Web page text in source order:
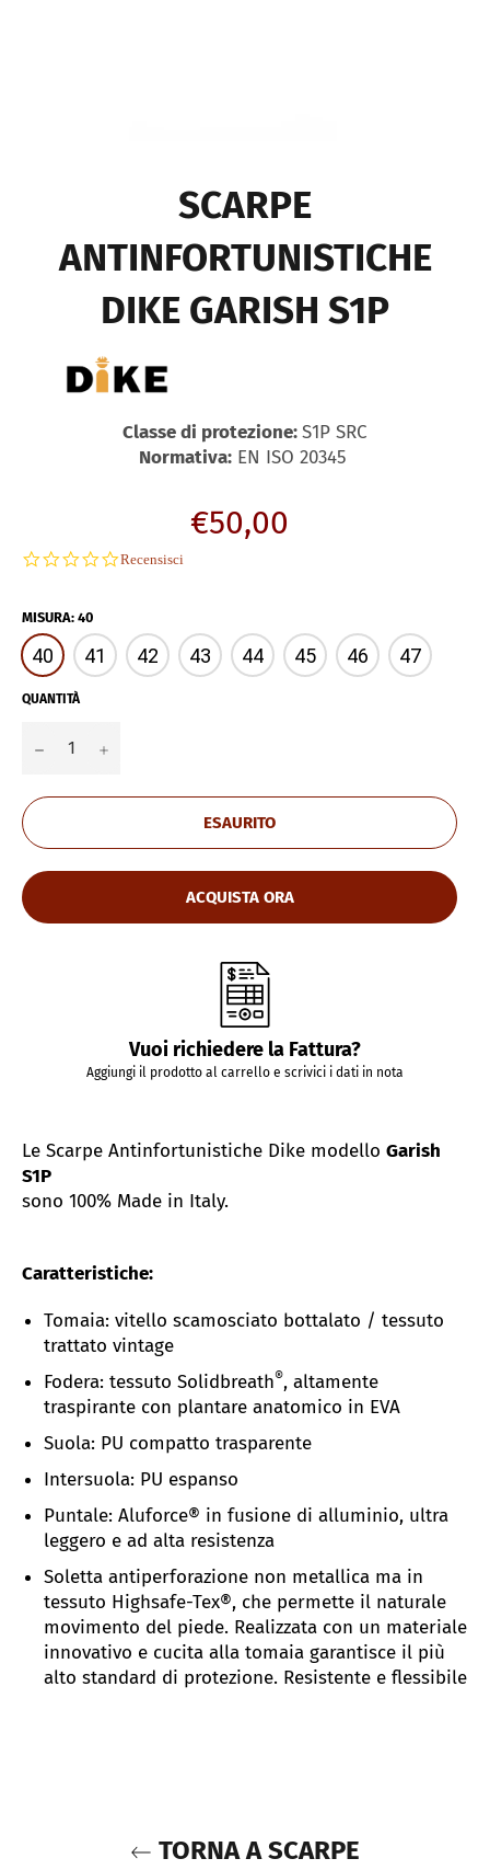
SCARPE
ANTINFORTUNISTICHE
DIKE GARISH S1P
Classe di protezione:S1P SRC
Normativa:EN ISO 20345
Prezzo
€50,00
0.0
Recensisci
MISURA: 40
40 41 42 43 44 45 46 47
QUANTITÀ
− +
ESAURITO
ACQUISTA ORA
Vuoi richiedere la Fattura?
Aggiungi il prodotto al carrello e scrivici i dati in nota
Le Scarpe Antinfortunistiche Dike modello Garish
S1P
sono 100% Made in Italy.
Caratteristiche:
Tomaia: vitello scamosciato bottalato / tessuto
trattato vintage
Fodera: tessuto Solidbreath®, altamente
traspirante con plantare anatomico in EVA
Suola: PU compatto trasparente
Intersuola: PU espanso
Puntale: Aluforce® in fusione di alluminio, ultra
leggero e ad alta resistenza
Soletta antiperforazione non metallica ma in
tessuto Highsafe-Tex®, che permette il naturale
movimento del piede. Realizzata con un materiale
innovativo e cucita alla tomaia garantisce il più
alto standard di protezione. Resistente e flessibile
TORNA A SCARPE